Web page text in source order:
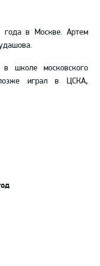
года в Москве. Артем
школе московского
играл в ЦСКА,